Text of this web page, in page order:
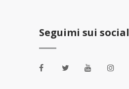
Seguimi sui social